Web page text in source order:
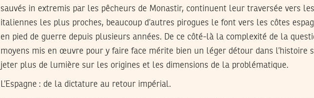
sauvés in extremis par les pêcheurs de Monastir, continuent leur traversée vers
italiennes les plus proches, beaucoup d’autres pirogues le font vers les côtes
en pied de guerre depuis plusieurs années. De ce côté-là la complexité de la
moyens mis en œuvre pour y faire face mérite bien un léger détour dans l’histoire
jeter plus de lumière sur les origines et les dimensions de la problématique.
L’Espagne : de la dictature au retour impérial.